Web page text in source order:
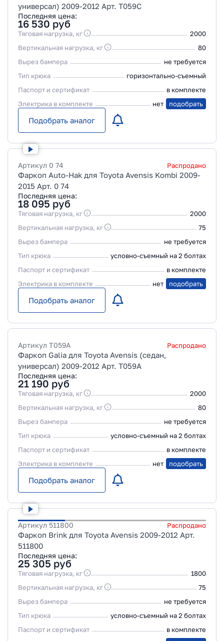
универсал) 2009-2012 Арт. T059C
Последняя цена:
16 530 руб
Тяговая нагрузка, кг
2000
Вертикальная нагрузка, кг
80
Вырез бампера
не требуется
Тип крюка
горизонтально-съемный
Паспорт и сертификат
в комплекте
Электрика в комплекте
нет подобрать
Подобрать аналог
Артикул 0 74 Распродано
Фаркоп Auto-Hak для Toyota Avensis Kombi 2009-
2015 Арт. 0 74
Последняя цена:
18 095 руб
Тяговая нагрузка, кг
2000
Вертикальная нагрузка, кг
75
Вырез бампера
не требуется
Тип крюка
условно-съемный на 2 болтах
Паспорт и сертификат
в комплекте
Электрика в комплекте
нет подобрать
Подобрать аналог
Артикул T059A Распродано
Фаркоп Galia для Toyota Avensis (седан,
универсал) 2009-2012 Арт. T059A
Последняя цена:
21 190 руб
Тяговая нагрузка, кг
2000
Вертикальная нагрузка, кг
80
Вырез бампера
не требуется
Тип крюка
условно-съемный на 2 болтах
Паспорт и сертификат
в комплекте
Электрика в комплекте
нет подобрать
Подобрать аналог
Артикул 511800 Распродано
Фаркоп Brink для Toyota Avensis 2009-2012 Арт.
511800
Последняя цена:
25 305 руб
Тяговая нагрузка, кг
1800
Вертикальная нагрузка, кг
75
Вырез бампера
не требуется
Тип крюка
условно-съемный на 2 болтах
Паспорт и сертификат
в комплекте